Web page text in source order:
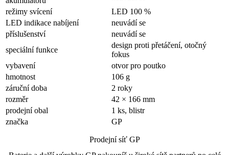
režimy svícení
LED 100 %
LED indikace nabíjení
neuvádí se
příslušenství
neuvádí se
speciální funkce
design proti přetáčení, otočný
fokus
vybavení
otvor pro poutko
hmotnost
106 g
záruční doba
2 roky
rozměr
42 × 166 mm
prodejní obal
1 ks, blistr
značka
GP
Prodejní síť GP